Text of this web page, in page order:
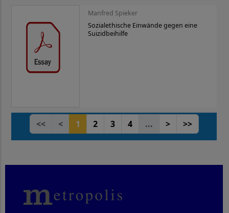
Manfred Spieker
Sozialethische Einwände gegen eine
Suizidbeihilfe
<< < 1 2 3 4 ... > >>